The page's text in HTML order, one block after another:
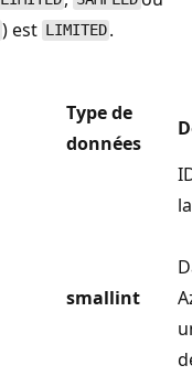
) est LIMITED .
Type de
données
smallint